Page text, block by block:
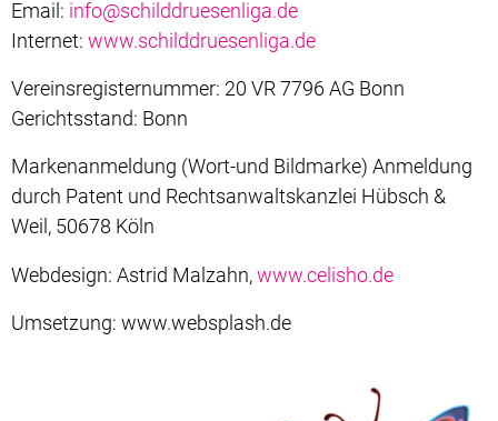
Email: info@schilddruesenliga.de
Internet: www.schilddruesenliga.de
Vereinsregisternummer: 20 VR 7796 AG Bonn
Gerichtsstand: Bonn
Markenanmeldung (Wort-und Bildmarke) Anmeldung
durch Patent und Rechtsanwaltskanzlei Hübsch &
Weil, 50678 Köln
Webdesign: Astrid Malzahn,www.celisho.de
Umsetzung: www.websplash.de